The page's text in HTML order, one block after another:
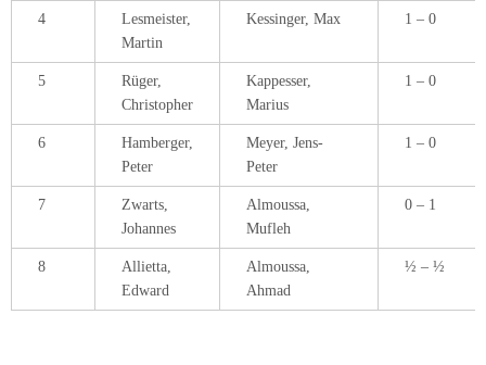
4
Lesmeister,
Martin
Kessinger, Max 1 – 0
5
Rüger,
Christopher
Kappesser,
Marius
1 – 0
6
Hamberger,
Peter
Meyer, Jens-
Peter
1 – 0
7
Zwarts,
Johannes
Almoussa,
Mufleh
0 – 1
8
Allietta,
Edward
Almoussa,
Ahmad
½ – ½